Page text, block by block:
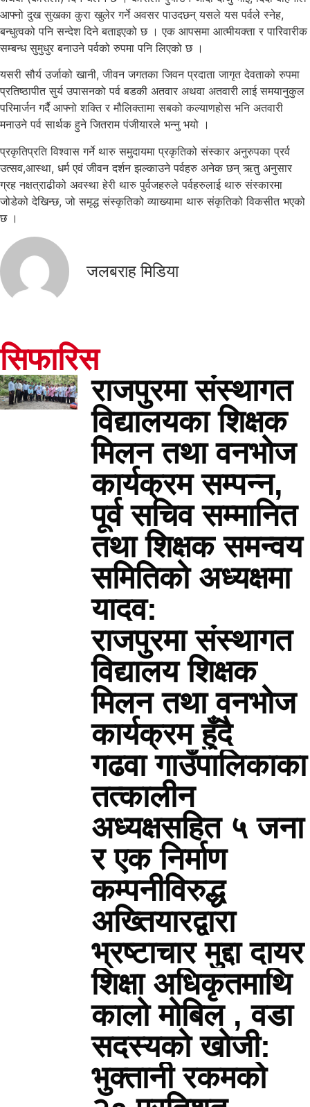
आफ्नो दुख सुखका कुरा खुलेर गर्ने अवसर पाउदछन् यसले यस पर्वले स्नेह,
बन्धुत्वको पनि सन्देश दिने बताइएको छ । एक आपसमा आत्मीयक्ता र पारिवारीक
सम्बन्ध सुमुधुर बनाउने पर्वको रुपमा पनि लिएको छ ।
यसरी सौर्य उर्जाको खानी, जीवन जगतका जिवन प्रदाता जागृत देवताको रुपमा
प्रतिष्ठापीत सुर्य उपासनको पर्व बडकी अतवार अथवा अतवारी लाई समयानुकुल
परिमार्जन गर्दै आफ्नो शक्ति र मौलिक्तामा सबको कल्याणहोस भनि अतवारी
मनाउने पर्व सार्थक हुने जितराम पंजीयारले भन्नु भयो ।
प्रकृतिप्रति विश्वास गर्ने थारु समुदायमा प्रकृतिको संस्कार अनुरुपका प्रर्व
उत्सव,आस्था, धर्म एवं जीवन दर्शन झल्काउने पर्वहरु अनेक छन् ऋतु अनुसार
ग्रह नक्षत्राढीको अवस्था हेरी थारु पुर्वजहरुले पर्वहरुलाई थारु संस्कारमा
जोडेको देखिन्छ, जो समृद्ध संस्कृतिको व्याख्यामा थारु संकृतिको विकसीत भएको
छ ।
जलबराह मिडिया
सिफारिस
राजपुरमा संस्थागत
विद्यालयका शिक्षक
मिलन तथा वनभोज
कार्यक्रम सम्पन्न,
पूर्व सचिव सम्मानित
तथा शिक्षक समन्वय
समितिको अध्यक्षमा
यादव:
राजपुरमा संस्थागत
विद्यालय शिक्षक
मिलन तथा वनभोज
कार्यक्रम हुँदै
गढवा गाउँपालिकाका
तत्कालीन
अध्यक्षसहित ५ जना
र एक निर्माण
कम्पनीविरुद्ध
अख्तियारद्वारा
भ्रष्टाचार मुद्दा दायर
शिक्षा अधिकृतमाथि
कालो मोबिल , वडा
सदस्यको खोजी:
भुक्तानी रकमको